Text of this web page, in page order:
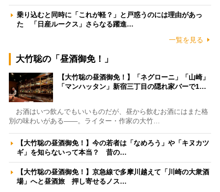
乗り込むと同時に「これが軽？」と戸惑うのには理由があっ
た 「日産ルークス」さらなる躍進…
一覧を見る
大竹聡の「昼酒御免！」
【大竹聡の昼酒御免！】「ネグローニ」「山崎」
「マンハッタン」新宿三丁目の隠れ家バーで1…
お酒はいつ飲んでもいいものだが、昼から飲むお酒にはまた格
別の味わいがある――。ライター・作家の大竹…
【大竹聡の昼酒御免！】今の若者は「なめろう」や「キヌカツ
ギ」を知らないって本当？ 昔の…
【大竹聡の昼酒御免！】京急線で多摩川越えて「川崎の大衆酒
場」へと昼酒旅 押し寄せるノス…